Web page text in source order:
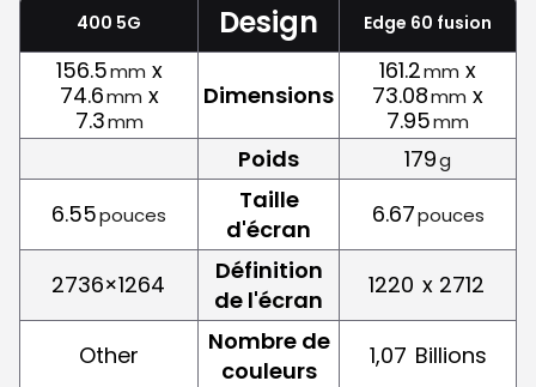
400 5G Design Edge 60 fusion
156.5mm x
74.6mm x
7.3mm
Dimensions
161.2mm x
73.08mm x
7.95mm
Poids 179g
6.55pouces
Taille
d'écran
6.67pouces
2736×1264
Définition
de l'écran
1220 x 2712
Other
Nombre de
couleurs
1,07 Billions